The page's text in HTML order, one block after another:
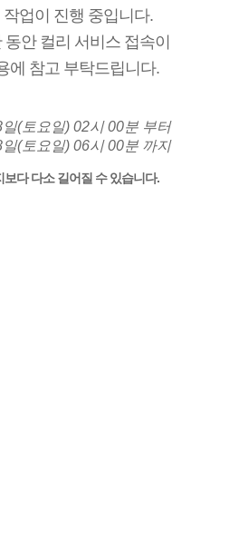
업이 진행 중입니다.
안 컬리 서비스 접속이
에 참고 부탁드립니다.
(토요일) 02시 00분 부터
(토요일) 06시 00분 까지
보다 다소 길어질 수 있습니다.